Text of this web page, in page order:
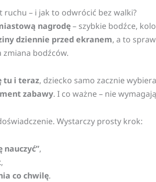
ruchu – i jak to odwrócić bez walki?
nagrodę– szybkie bodźce,
dziennie przed ekranem, a to
zmiana bodźców.
tu i teraz, dziecko samo zacznie
zabawy. I co ważne – nie
Wystarczy prosty krok:
nauczyć”,
,
co chwilę.